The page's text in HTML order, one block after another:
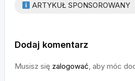
ARTYKUŁ SPONSOROWANY
Dodaj komentarz
Musisz się zalogować, aby móc